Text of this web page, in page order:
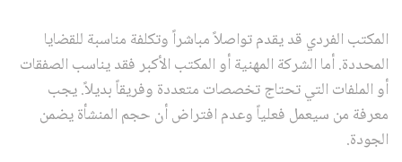
المكتب الفردي قد يقدم تواصلاً مباشراً وتكلفة مناسبة للقضايا
المحددة. أما الشركة المهنية أو المكتب الأكبر فقد يناسب الصفقات
أو الملفات التي تحتاج تخصصات متعددة وفريقاً بديلاً. يجب
معرفة من سيعمل فعلياً وعدم افتراض أن حجم المنشأة يضمن
الجودة.